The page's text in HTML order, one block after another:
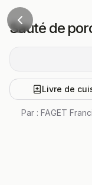
Sauté de
Livre de
Par : FAGET